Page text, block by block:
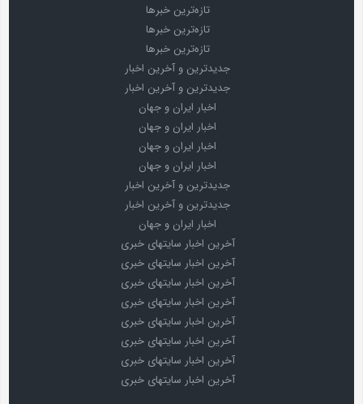
تازه‌ترین خبرها
تازه‌ترین خبرها
تازه‌ترین خبرها
جدیدترین و آخرین اخبار
جدیدترین و آخرین اخبار
اخبار ایران و جهان
اخبار ایران و جهان
اخبار ایران و جهان
اخبار ایران و جهان
جدیدترین و آخرین اخبار
جدیدترین و آخرین اخبار
اخبار ایران و جهان
آخرین اخبار سایتهای خبری
آخرین اخبار سایتهای خبری
آخرین اخبار سایتهای خبری
آخرین اخبار سایتهای خبری
آخرین اخبار سایتهای خبری
آخرین اخبار سایتهای خبری
آخرین اخبار سایتهای خبری
آخرین اخبار سایتهای خبری